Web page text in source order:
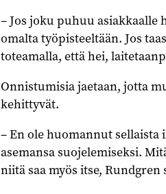
– Jos joku puhuu asiakkaalle
omalta työpisteeltään. Jos
toteamalla, että hei,
Onnistumisia jaetaan, jotta
kehittyvät.
– En ole huomannut
asemansa suojelemiseksi.
niitä saa myös itse, Rundgren